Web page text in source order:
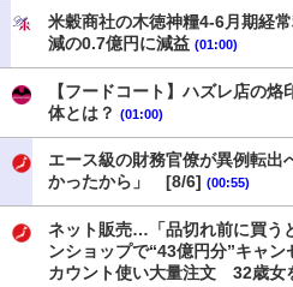
米穀商社の木徳神糧4-6月期経
減の0.7億円に減益 (01:00)
【フードコート】ハズレ店の
体とは？ (01:00)
エース級の財務官僚が異例転
かったから」 [8/6] (00:55)
ネット販売…「品切れ前に買う
ンショップで“43億円分”キャ
カウント使い大量注文 32歳